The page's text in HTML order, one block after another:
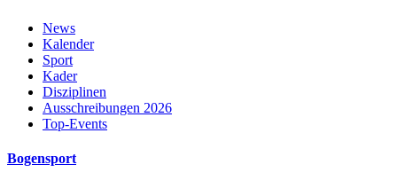
News
Kalender
Sport
Kader
Disziplinen
Ausschreibungen 2026
Top-Events
Bogensport